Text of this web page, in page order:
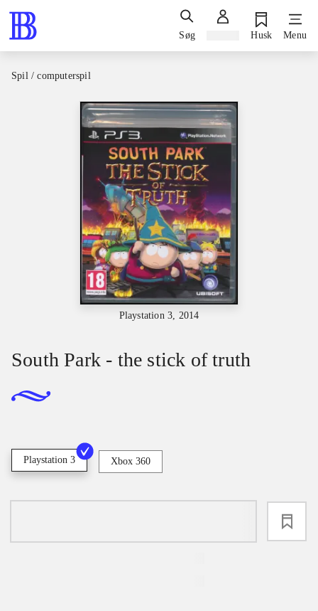
Søg Husk Menu
Spil / computerspil
Playstation 3, 2014
South Park - the stick of truth
Playstation 3 Xbox 360